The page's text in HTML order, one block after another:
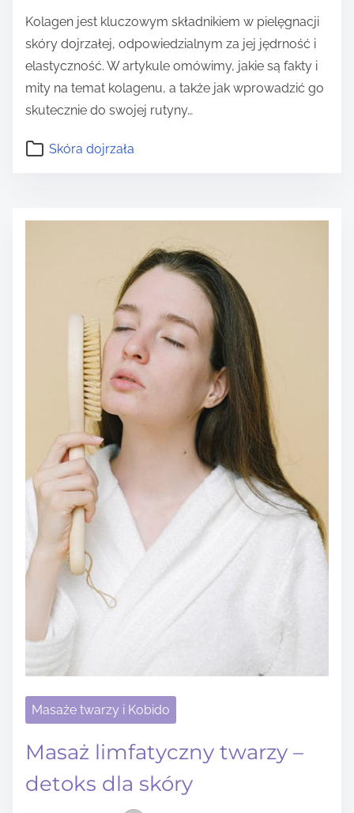
Kolagen jest kluczowym składnikiem w pielęgnacji
skóry dojrzałej, odpowiedzialnym za jej jędrność i
elastyczność. W artykule omówimy, jakie są fakty i
mity na temat kolagenu, a także jak wprowadzić go
skutecznie do swojej rutyny…
Skóra dojrzała
Masaże twarzy i Kobido
Masaż limfatyczny twarzy –
detoks dla skóry